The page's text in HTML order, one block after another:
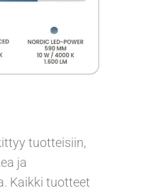
tuotteisiin,
ja
Kaikki tuotteet